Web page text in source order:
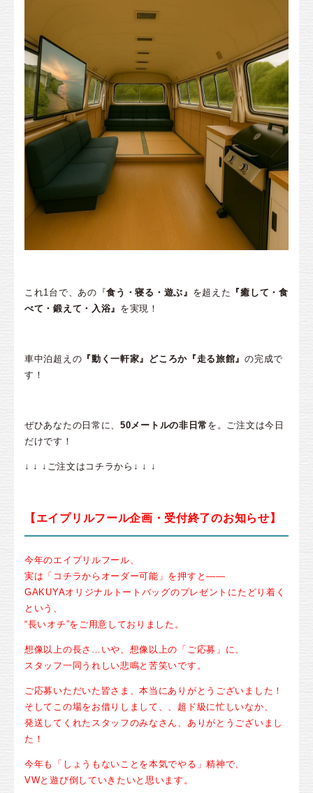
これ1台で、あの『食う・寝る・遊ぶ』 を超えた 『癒して・食
べて・鍛えて・入浴』 を実現！
車中泊超えの 『動く一軒家』どころか『走る旅館』の完成で
す！
ぜひあなたの日常に、 50メートルの非日常 を。ご注文は今日
だけです！
↓ ↓ ↓ご注文はコチラから↓ ↓ ↓
【エイプリルフール企画・受付終了のお知らせ】
今年のエイプリルフール、
実は「コチラからオーダー可能」を押すと——
GAKUYAオリジナルトートバッグのプレゼントにたどり着く
という、
“長いオチ”をご用意しておりました。
想像以上の長さ…いや、想像以上の「ご応募」に、
スタッフ一同うれしい悲鳴と苦笑いです。
ご応募いただいた皆さま、本当にありがとうございました！
そしてこの場をお借りしまして、、超ド級に忙しいなか、
発送してくれたスタッフのみなさん、ありがとうございまし
た！
今年も「しょうもないことを本気でやる」精神で、
VWと遊び倒していきたいと思います。